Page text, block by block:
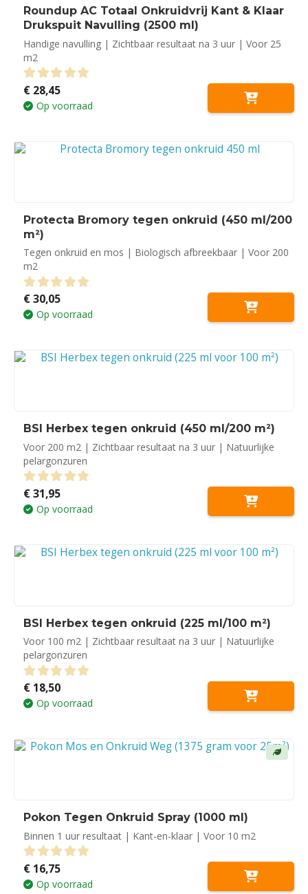
Roundup AC Totaal Onkruidvrij Kant & Klaar
Drukspuit Navulling (2500 ml)
Handige navulling | Zichtbaar resultaat na 3 uur | Voor 25
m2
0 out of 5
€ 28,45
Op voorraad
Protecta Bromory tegen onkruid (450 ml/200
m²)
Tegen onkruid en mos | Biologisch afbreekbaar | Voor 200
m2
0 out of 5
€30,05
Op voorraad
BSI Herbex tegen onkruid (450 ml/200 m²)
Voor 200 m2 | Zichtbaar resultaat na 3 uur | Natuurlijke
pelargonzuren
0 out of 5
€31,95
Op voorraad
BSI Herbex tegen onkruid (225 ml/100 m²)
Voor 100 m2 | Zichtbaar resultaat na 3 uur | Natuurlijke
pelargonzuren
0 out of 5
€ 18,50
Op voorraad
Pokon Tegen Onkruid Spray (1000 ml)
Binnen 1 uur resultaat | Kant-en-klaar | Voor 10 m2
0 out of 5
€ 16,75
Op voorraad